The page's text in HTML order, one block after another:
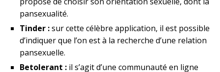
pansexualité.
Tinder :sur cette célèbre application, il est possible
d’indiquer que l’on est à la recherche d’une relation
pansexuelle.
Betolerant : il s’agit d’une communauté en ligne